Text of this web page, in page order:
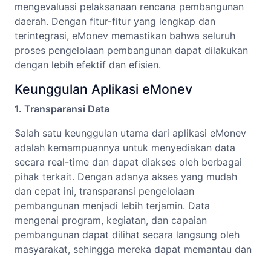
mengevaluasi pelaksanaan rencana pembangunan
daerah. Dengan fitur-fitur yang lengkap dan
terintegrasi, eMonev memastikan bahwa seluruh
proses pengelolaan pembangunan dapat dilakukan
dengan lebih efektif dan efisien.
Keunggulan Aplikasi eMonev
1. Transparansi Data
Salah satu keunggulan utama dari aplikasi eMonev
adalah kemampuannya untuk menyediakan data
secara real-time dan dapat diakses oleh berbagai
pihak terkait. Dengan adanya akses yang mudah
dan cepat ini, transparansi pengelolaan
pembangunan menjadi lebih terjamin. Data
mengenai program, kegiatan, dan capaian
pembangunan dapat dilihat secara langsung oleh
masyarakat, sehingga mereka dapat memantau dan